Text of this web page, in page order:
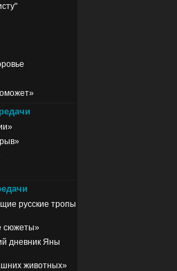
русские тропы
сюжеты»
дневник Яны
животных»